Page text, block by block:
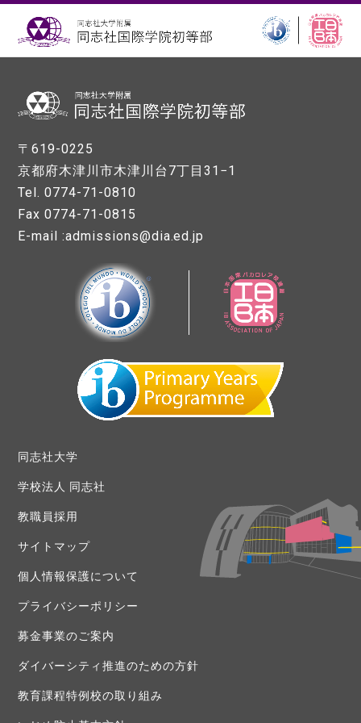
〒619-0225
京都府木津川市木津川台7丁目31−1
Tel. 0774-71-0810
Fax 0774-71-0815
E-mail :admissions@dia.ed.jp
同志社大学
学校法人 同志社
教職員採用
サイトマップ
個人情報保護について
プライバシーポリシー
募金事業のご案内
ダイバーシティ推進のための方針
教育課程特例校の取り組み